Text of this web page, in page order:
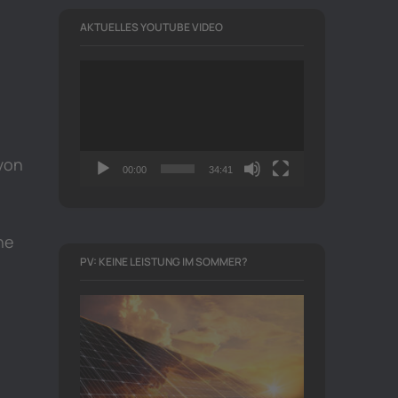
AKTUELLES YOUTUBE VIDEO
00:00 34:41
PV: KEINE LEISTUNG IM SOMMER?